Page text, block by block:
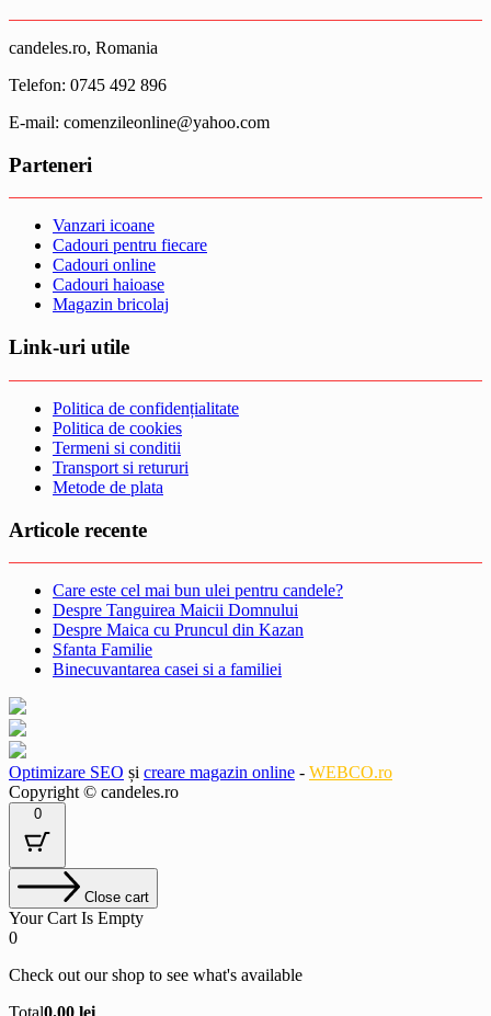
candeles.ro, Romania
Telefon: 0745 492 896
E-mail: comenzileonline@yahoo.com
Parteneri
Vanzari icoane
Cadouri pentru fiecare
Cadouri online
Cadouri haioase
Magazin bricolaj
Link-uri utile
Politica de confidențialitate
Politica de cookies
Termeni si conditii
Transport si retururi
Metode de plata
Articole recente
Care este cel mai bun ulei pentru candele?
Despre Tanguirea Maicii Domnului
Despre Maica cu Pruncul din Kazan
Sfanta Familie
Binecuvantarea casei si a familiei
Optimizare SEO și creare magazin online - WEBCO.ro
Copyright © candeles.ro
0
Close cart
Your Cart Is Empty
0
Check out our shop to see what's available
Cart